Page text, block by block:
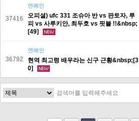
37416
연예인
오피셜) ufc 331 조슈아 반 vs 판토자, 루
피 vs 사루키안, 최두호 vs 핏불 !!&nbsp;
[49]
36792
연예인
현역 최고령 배우라는 신구 근황&nbsp;[3
0]